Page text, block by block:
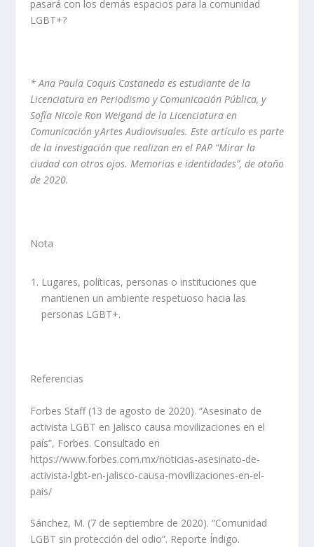
pasará con los demás espacios para la comunidad
LGBT+?
* Ana Paula Coquis Castaneda es estudiante de la
Licenciatura en Periodismo y Comunicación Pública, y
Sofía Nicole Ron Weigand de la Licenciatura en
Comunicación y Artes Audiovisuales. Este artículo es parte
de la investigación que realizan en el PAP “Mirar la
ciudad con otros ojos. Memorias e identidades”, de otoño
de 2020.
Nota
Lugares, políticas, personas o instituciones que
mantienen un ambiente respetuoso hacia las
personas LGBT+.
Referencias
Forbes Staff (13 de agosto de 2020). “Asesinato de
activista LGBT en Jalisco causa movilizaciones en el
país”, Forbes. Consultado en
https://www.forbes.com.mx/noticias-asesinato-de-
activista-lgbt-en-jalisco-causa-movilizaciones-en-el-
pais/
Sánchez, M. (7 de septiembre de 2020). “Comunidad
LGBT sin protección del odio”. Reporte Índigo.